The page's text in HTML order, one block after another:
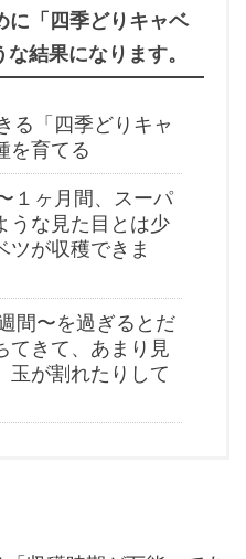
に「四季どりキャベ
結果になります。
る「四季どりキャ
を育てる
１ヶ月間、スーパ
うな見た目とは少
ツが収穫できま
間〜を過ぎるとだ
てきて、あまり見
玉が割れたりして